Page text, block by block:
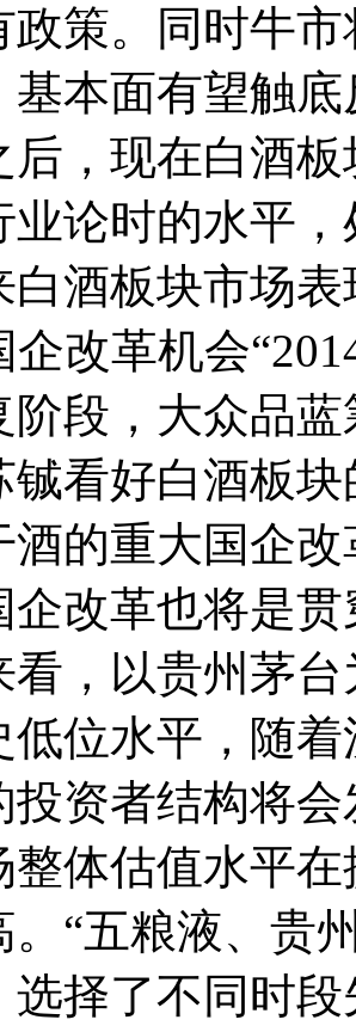
政策。同时牛
基本面有望触
后，现在白酒
业论时的水平
白酒板块市场
改革机会
阶段，大众品
铖看好白酒板
酒的重大国企
企改革也将是
看，以贵州茅
低位水平，随
投资者结构将
整体估值水平
。“五粮液、贵
选择了不同时